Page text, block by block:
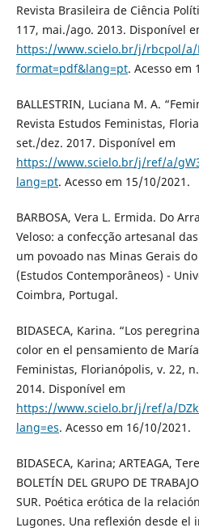
Revista Brasileira de Ciência
117, mai./ago. 2013. Disponível
https://www.scielo.br/j/rbcpol/a/
format=pdf&lang=pt. Acesso em
BALLESTRIN, Luciana M. A.
Revista Estudos Feministas,
set./dez. 2017. Disponível em
https://www.scielo.br/j/ref/a/
lang=pt. Acesso em 15/10/2021.
BARBOSA, Vera L. Ermida. Do
Veloso: a confecção artesanal
um povoado nas Minas Gerais
(Estudos Contemporâneos) -
Coimbra, Portugal.
BIDASECA, Karina. “Los
color en el pensamiento de
Feministas, Florianópolis, v. 22,
2014. Disponível em
https://www.scielo.br/j/ref/a/
lang=es. Acesso em 16/10/2021.
BIDASECA, Karina; ARTEAGA,
BOLETÍN DEL GRUPO DE
SUR. Poética erótica de la
Lugones. Una reflexión desde el